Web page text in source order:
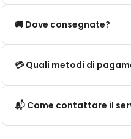
Proponiamo in particolare:
🚚 Dove consegnate?
Consegniamo:
In Francia metropolitana.
Nell'Unione Europea. In
💳 Quali metodi di
Accettiamo i principali
Carta bancaria (Visa,
📬 Come contattare il